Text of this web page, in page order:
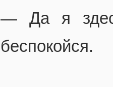
— Да я
беспокойся.